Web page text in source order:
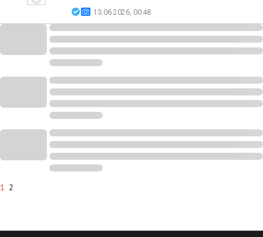
13.06.2026, 00:48
1 2